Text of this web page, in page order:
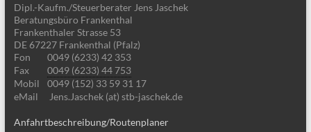
Dipl.-Kaufm./Steuerberater Jens Jaschek
Beratungsbüro Frankenthal
Frankenthaler Strasse 53
DE 67227 Frankenthal (Pfalz)
Fon
0049 (6233) 42 353
Fax
0049 (6233) 44 753
Mobil
0049 (152) 33 59 31 17
eMail
Jens.Jaschek (at) stb-jaschek.de
Anfahrtbeschreibung/Routenplaner